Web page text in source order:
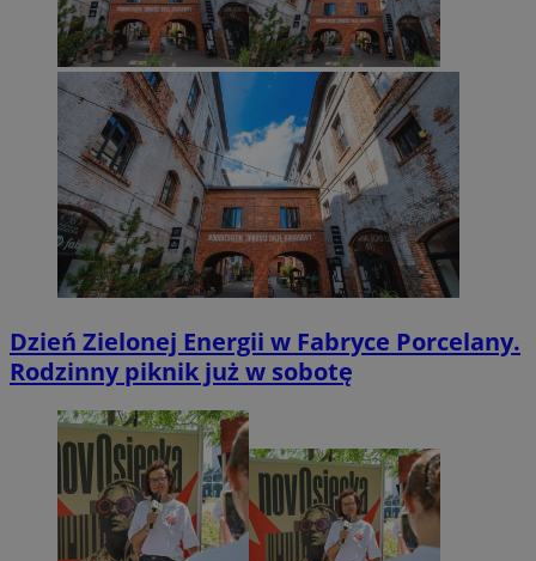
Dzień Zielonej Energii w Fabryce Porcelany.
Rodzinny piknik już w sobotę